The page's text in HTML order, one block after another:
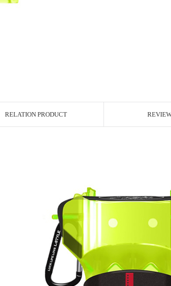
RELATION PRODUCT